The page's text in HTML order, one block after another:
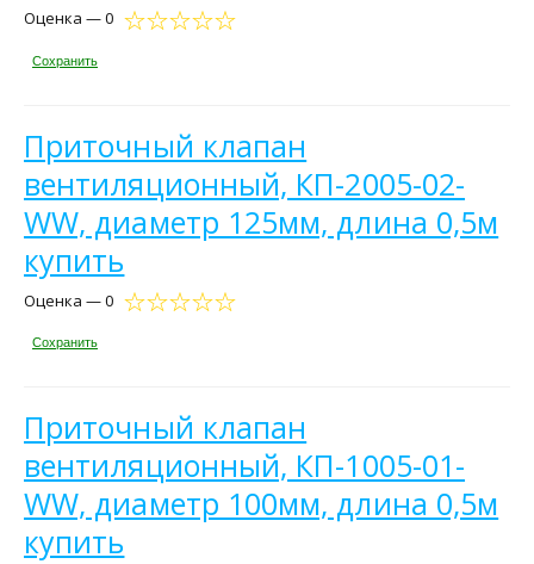
Оценка — 0
Сохранить
Приточный клапан
вентиляционный, КП-2005-02-
WW, диаметр 125мм, длина 0,5м
купить
Оценка — 0
Сохранить
Приточный клапан
вентиляционный, КП-1005-01-
WW, диаметр 100мм, длина 0,5м
купить